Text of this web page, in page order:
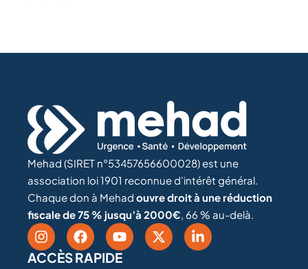
Mehad (SIRET n°53457656600028) est une
association loi 1901 reconnue d’intérêt général.
Chaque don à Mehad ouvre droit à une réduction
fiscale de 75 % jusqu’à 2000€, 66 % au-delà.
ACCÈS RAPIDE